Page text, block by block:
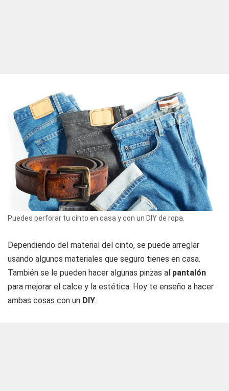
Puedes perforar tu cinto en casa y con un DIY de ropa.
Dependiendo del material del cinto, se puede arreglar
usando algunos materiales que seguro tienes en casa.
También se le pueden hacer algunas pinzas al pantalón
para mejorar el calce y la estética. Hoy te enseño a hacer
ambas cosas con un DIY.